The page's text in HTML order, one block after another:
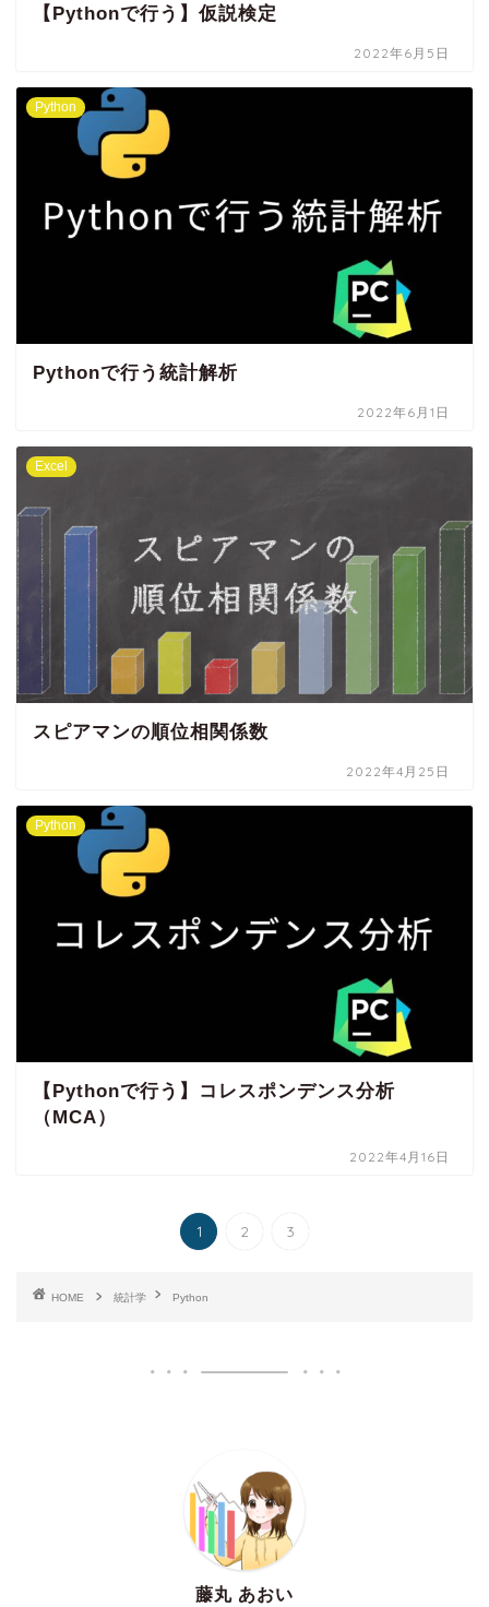
【Pythonで行う】仮説検定
2022年6月5日
Python
Pythonで行う統計解析
2022年6月1日
Excel
スピアマンの順位相関係数
2022年4月25日
Python
【Pythonで行う】コレスポンデンス分析
（MCA）
2022年4月16日
1 2 3
HOME 統計学 Python
藤丸 あおい